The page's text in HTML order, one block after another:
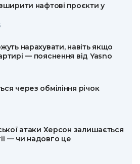
нафтові проєкти у
нарахувати, навіть якщо
— пояснення від Yasno
через обміління річок
атаки Херсон залишається
— чи надовго це